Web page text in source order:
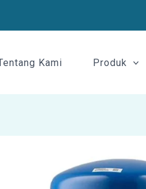
Kami Produk